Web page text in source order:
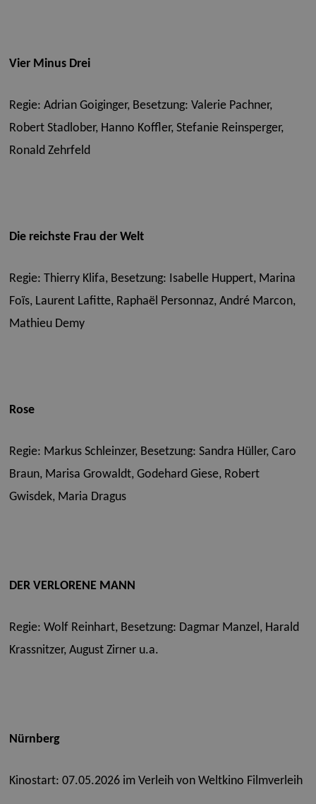
Vier Minus Drei
Regie: Adrian Goiginger, Besetzung: Valerie Pachner,
Robert Stadlober, Hanno Koffler, Stefanie Reinsperger,
Ronald Zehrfeld
Die reichste Frau der Welt
Regie: Thierry Klifa, Besetzung: Isabelle Huppert, Marina
Foïs, Laurent Lafitte, Raphaël Personnaz, André Marcon,
Mathieu Demy
Rose
Regie: Markus Schleinzer, Besetzung: Sandra Hüller, Caro
Braun, Marisa Growaldt, Godehard Giese, Robert
Gwisdek, Maria Dragus
DER VERLORENE MANN
Regie: Wolf Reinhart, Besetzung: Dagmar Manzel, Harald
Krassnitzer, August Zirner u.a.
Nürnberg
Kinostart: 07.05.2026 im Verleih von Weltkino Filmverleih